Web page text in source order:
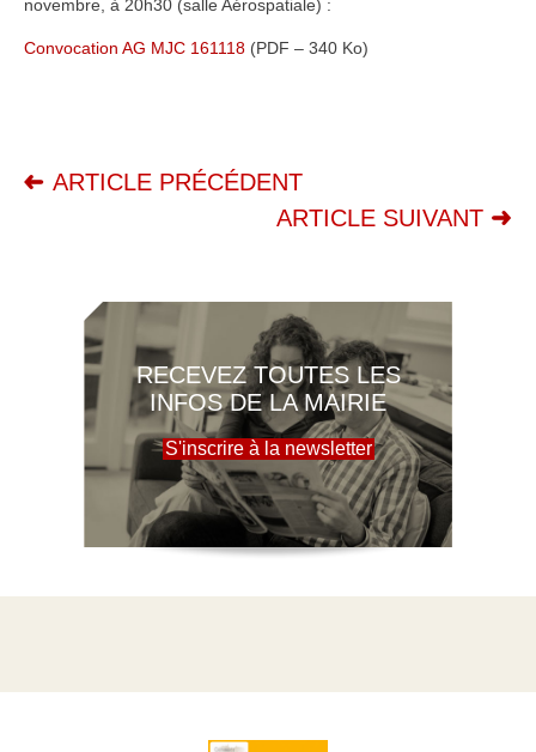
novembre, à 20h30 (salle Aérospatiale) :
Convocation AG MJC 161118 (PDF – 340 Ko)
ARTICLE PRÉCÉDENT
ARTICLE SUIVANT
RECEVEZ TOUTES LES
INFOS DE LA MAIRIE
S'inscrire à la newsletter